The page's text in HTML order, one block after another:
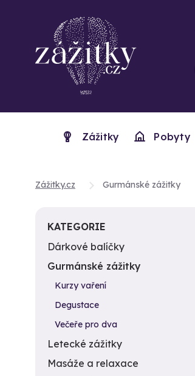
Zážitky Pobyty
Zážitky.cz Gurmánské zážitky
KATEGORIE
Dárkové balíčky
Gurmánské zážitky
Kurzy vaření
Degustace
Večeře pro dva
Letecké zážitky
Masáže a relaxace